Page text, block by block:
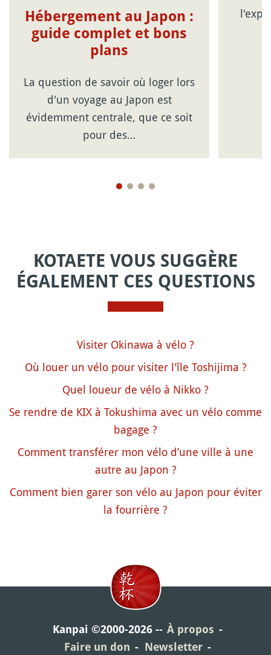
Hébergement au Japon :
guide complet et bons
plans
La question de savoir où loger lors
d'un voyage au Japon est
évidemment centrale, que ce soit
pour des…
KOTAETE VOUS SUGGÈRE
ÉGALEMENT CES QUESTIONS
Visiter Okinawa à vélo ?
Où louer un vélo pour visiter l'île Toshijima ?
Quel loueur de vélo à Nikko ?
Se rendre de KIX à Tokushima avec un vélo comme
bagage ?
Comment transférer mon vélo d’une ville à une
autre au Japon ?
Comment bien garer son vélo au Japon pour éviter
la fourrière ?
Kanpai ©2000-2026
À propos
Faire un don
Newsletter